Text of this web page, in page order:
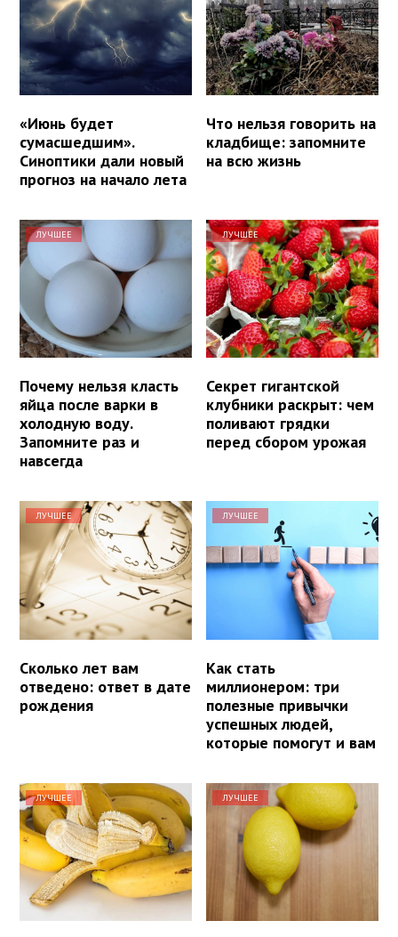
«Июнь будет
сумасшедшим».
Синоптики дали новый
прогноз на начало лета
Что нельзя говорить на
кладбище: запомните
на всю жизнь
ЛУЧШЕЕ
Почему нельзя класть
яйца после варки в
холодную воду.
Запомните раз и
навсегда
ЛУЧШЕЕ
Секрет гигантской
клубники раскрыт: чем
поливают грядки
перед сбором урожая
ЛУЧШЕЕ
Сколько лет вам
отведено: ответ в дате
рождения
ЛУЧШЕЕ
Как стать
миллионером: три
полезные привычки
успешных людей,
которые помогут и вам
ЛУЧШЕЕ ЛУЧШЕЕ